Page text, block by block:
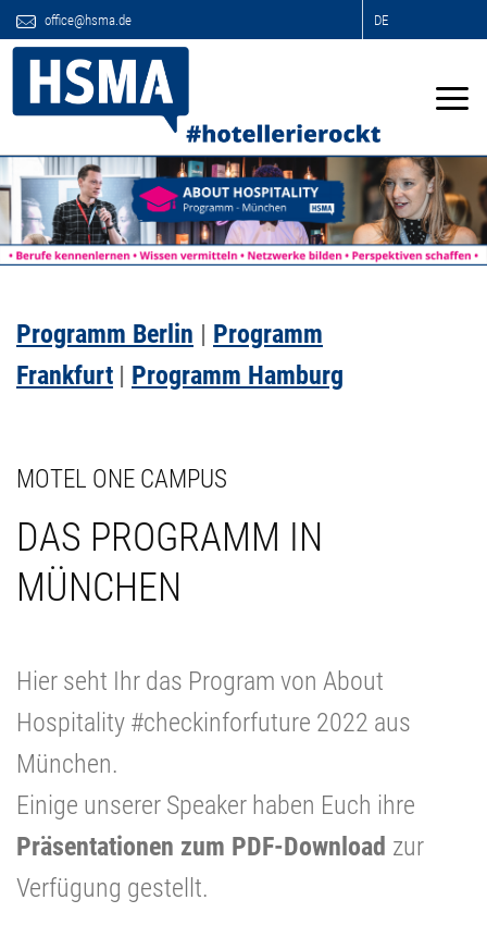
office@hsma.de DE
Programm Berlin | Programm
Frankfurt | Programm Hamburg
MOTEL ONE CAMPUS
DAS PROGRAMM IN
MÜNCHEN
Hier seht Ihr das Program von About
Hospitality #checkinforfuture 2022 aus
München.
Einige unserer Speaker haben Euch ihre
Präsentationen zum PDF-Download zur
Verfügung gestellt.